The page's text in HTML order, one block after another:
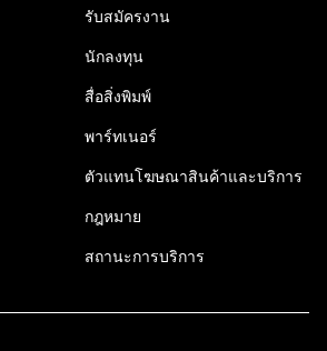
รับสมัครงาน
นักลงทุน
สื่อสิ่งพิมพ์
พาร์ทเนอร์
ตัวแทนโฆษณาสินค้าและบริการ
กฎหมาย
สถานะการบริการ